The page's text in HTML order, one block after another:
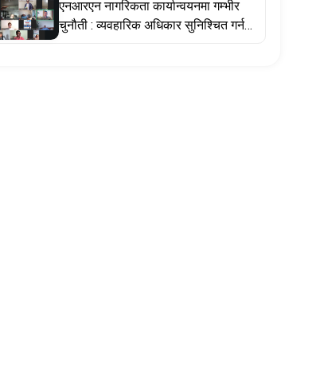
एनआरएन नागरिकता कार्यान्वयनमा गम्भीर
चुनौती : व्यवहारिक अधिकार सुनिश्चित गर्न